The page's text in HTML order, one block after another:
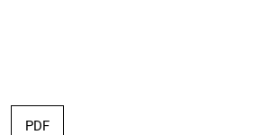
PDF